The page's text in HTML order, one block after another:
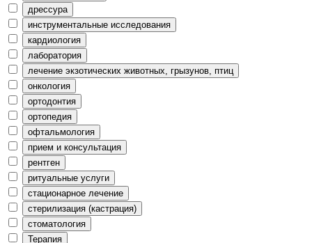
дрессура
инструментальные исследования
кардиология
лаборатория
лечение экзотических животных, грызунов, птиц
онкология
ортодонтия
ортопедия
офтальмология
прием и консультация
рентген
ритуальные услуги
стационарное лечение
стерилизация (кастрация)
стоматология
Терапия